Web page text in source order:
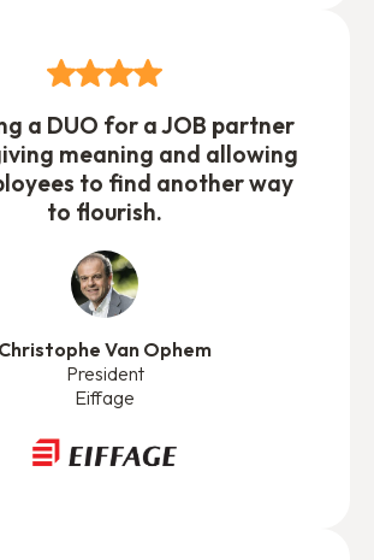
a DUO for a JOB partner
meaning and allowing
to find another way
to flourish.
Christophe Van Ophem
President
Eiffage